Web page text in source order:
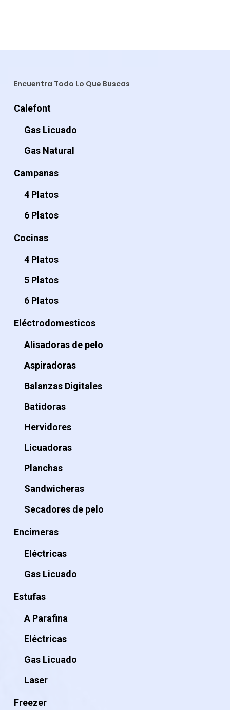
Encuentra Todo Lo Que Buscas
Calefont
Gas Licuado
Gas Natural
Campanas
4 Platos
6 Platos
Cocinas
4 Platos
5 Platos
6 Platos
Eléctrodomesticos
Alisadoras de pelo
Aspiradoras
Balanzas Digitales
Batidoras
Hervidores
Licuadoras
Planchas
Sandwicheras
Secadores de pelo
Encimeras
Eléctricas
Gas Licuado
Estufas
A Parafina
Eléctricas
Gas Licuado
Laser
Freezer